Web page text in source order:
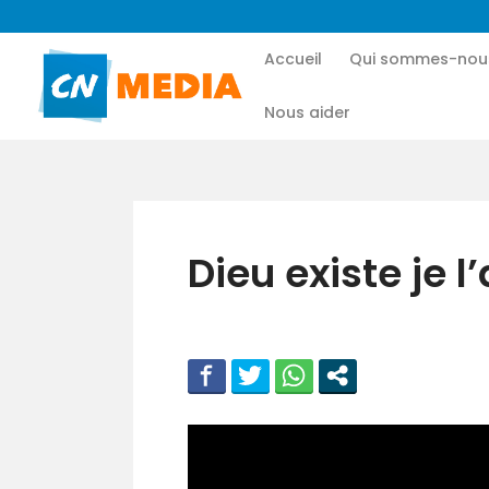
Accueil Qui sommes-
Nous aider
Dieu existe je